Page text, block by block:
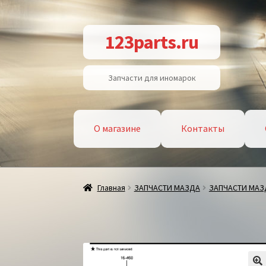
Перейти
к
навигации
Перейти
к
содержимому
123parts.ru
Запчасти для иномарок
О магазине Контакты
Главная ЗАПЧАСТИ МАЗДА ЗАПЧАСТИ